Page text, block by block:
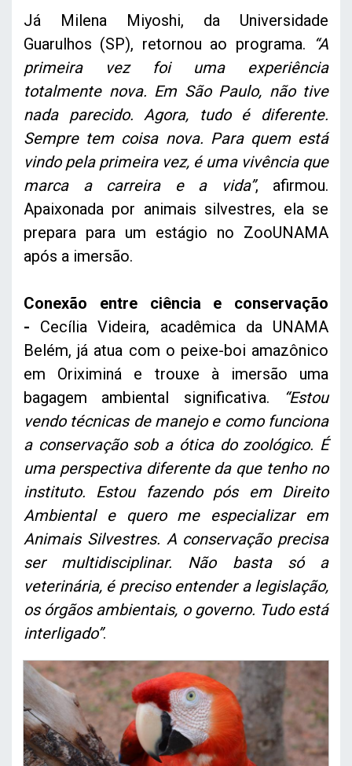
Já Milena Miyoshi, da Universidade
Guarulhos (SP), retornou ao programa. “A
primeira vez foi uma experiência
totalmente nova. Em São Paulo, não tive
nada parecido. Agora, tudo é diferente.
Sempre tem coisa nova. Para quem está
vindo pela primeira vez, é uma vivência que
marca a carreira e a vida”, afirmou.
Apaixonada por animais silvestres, ela se
prepara para um estágio no ZooUNAMA
após a imersão.
Conexão entre ciência e conservação
- Cecília Videira, acadêmica da UNAMA
Belém, já atua com o peixe-boi amazônico
em Oriximiná e trouxe à imersão uma
bagagem ambiental significativa.
“Estou
vendo técnicas de manejo e como funciona
a conservação sob a ótica do zoológico. É
uma perspectiva diferente da que tenho no
instituto. Estou fazendo pós em Direito
Ambiental e quero me especializar em
Animais Silvestres. A conservação precisa
ser multidisciplinar. Não basta só a
veterinária, é preciso entender a legislação,
os órgãos ambientais, o governo. Tudo está
interligado”.